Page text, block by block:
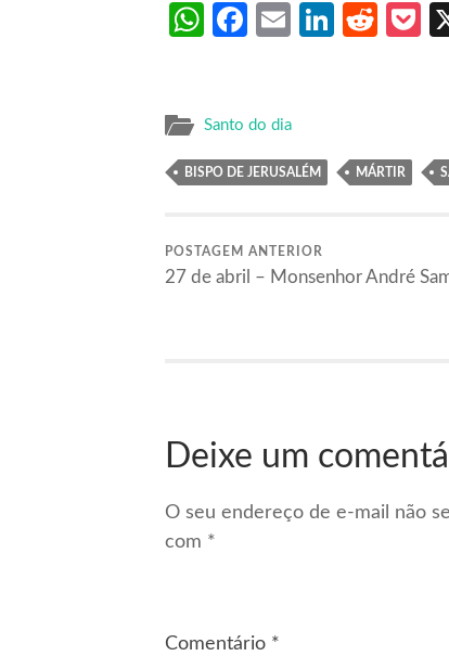
WhatsApp
Facebook
Email
Santo do dia
BISPO DE JERUSALÉM MÁRTIR
POSTAGEM ANTERIOR
27 de abril – Monsenhor André
Deixe um
O seu endereço de e-mail não
com *
Comentário *